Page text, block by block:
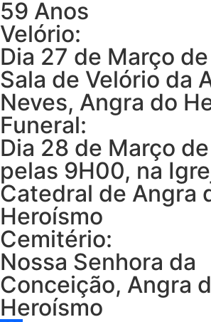
59 Anos
Velório:
Dia 27 de Março
Sala de Velório da
Neves, Angra do
Funeral:
Dia 28 de Março
pelas 9H00, na
Catedral de Angra
Heroísmo
Cemitério:
Nossa Senhora da
Conceição, Angra
Heroísmo